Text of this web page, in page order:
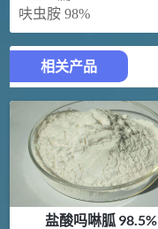
呋虫胺 98%
相关产品
盐酸吗啉胍 98.5%